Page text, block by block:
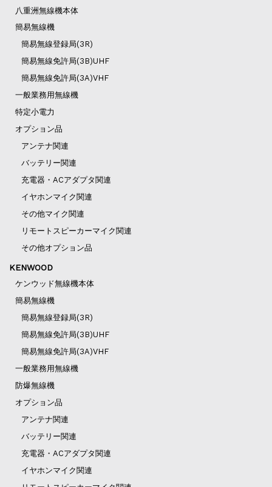
八重洲無線機本体
簡易無線機
簡易無線登録局(3R)
簡易無線免許局(3B)UHF
簡易無線免許局(3A)VHF
一般業務用無線機
特定小電力
オプション品
アンテナ関連
バッテリー関連
充電器・ACアダプタ関連
イヤホンマイク関連
その他マイク関連
リモートスピーカーマイク関連
その他オプション品
KENWOOD
ケンウッド無線機本体
簡易無線機
簡易無線登録局(3R)
簡易無線免許局(3B)UHF
簡易無線免許局(3A)VHF
一般業務用無線機
防爆無線機
オプション品
アンテナ関連
バッテリー関連
充電器・ACアダプタ関連
イヤホンマイク関連